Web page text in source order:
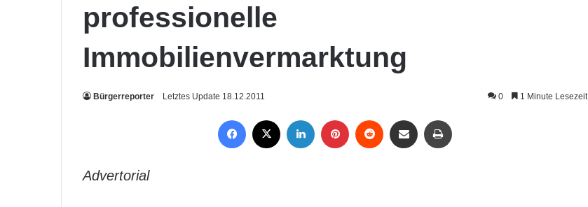
professionelle
Immobilienvermarktung
Bürgerreporter Letztes Update 18.12.2011 0 1 Minute Lesezeit
Advertorial